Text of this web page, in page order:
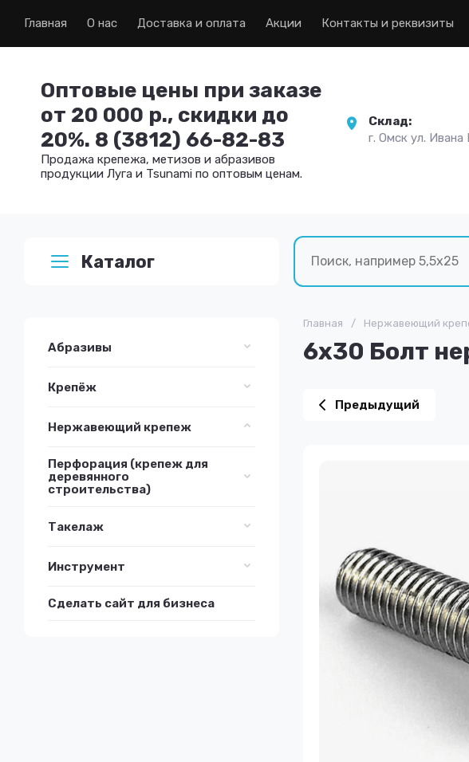
Главная О нас Доставка и оплата Акции Контакты и реквизиты
Оптовые цены при заказе
от 20 000 р., скидки до
20%. 8 (3812) 66-82-83
Продажа крепежа, метизов и абразивов
продукции Луга и Tsunami по оптовым ценам.
Склад:
г. Омск ул. Ивана
Каталог
Абразивы
Крепёж
Нержавеющий крепеж
Перфорация (крепеж для
деревянного
строительства)
Такелаж
Инструмент
Сделать сайт для бизнеса
Главная / Нержавеющий
6х30 Болт
Предыдущий